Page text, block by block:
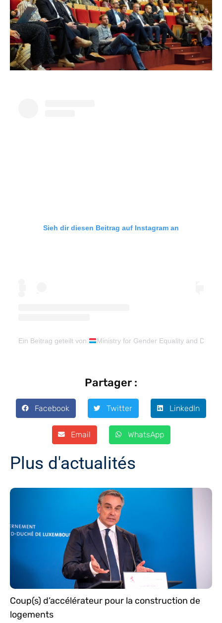
Sieh dir diesen Beitrag auf Instagram an
Ein Beitrag geteilt von Ministry for Gender Equality and
Partager :
Facebook Twitter LinkedIn
Email WhatsApp
Plus d'actualités
Coup(s) d’accélérateur pour la construction de
logements